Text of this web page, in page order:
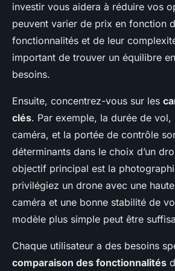
investir vous aidera à réduire vos
peuvent varier de prix en fonction
fonctionnalités et de leur
important de trouver un équilibre
besoins.
Ensuite, concentrez-vous sur les
clés. Par exemple, la durée de vol,
caméra, et la portée de contrôle
déterminants dans le choix d’un
objectif principal est la
privilégiez un drone avec une
caméra et une bonne stabilité de
modèle plus simple peut être
Chaque utilisateur a des besoins
comparaison des fonctionnalités